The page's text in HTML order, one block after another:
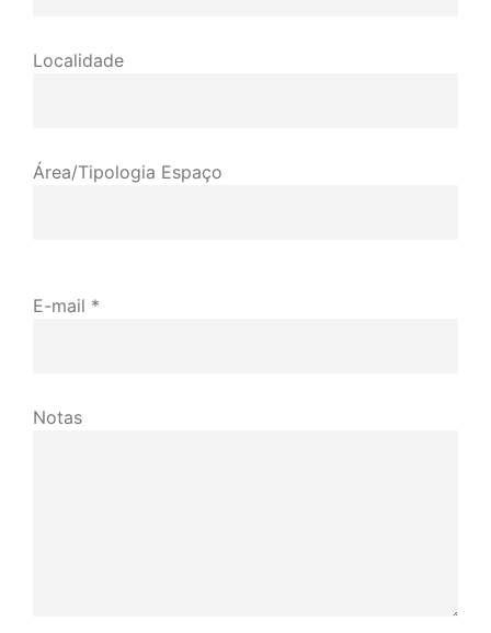
Localidade
Área/Tipologia Espaço
E-mail *
Notas